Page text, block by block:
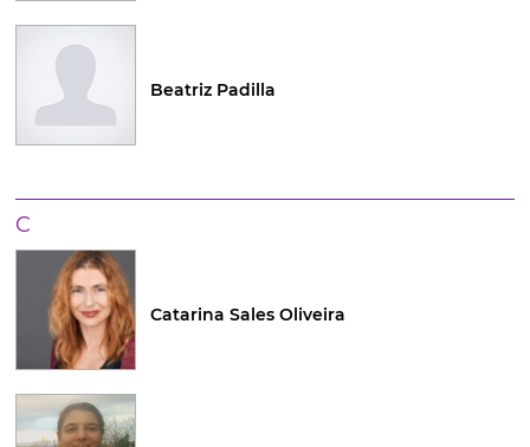
Beatriz Padilla
C
Catarina Sales Oliveira